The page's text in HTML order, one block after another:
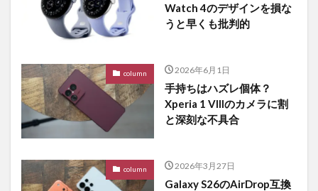
Watch 4のデザインを損な
うと早くも批判的
column 2026年6月1日
手持ちはハズレ個体？
Xperia 1 VIIIのカメラに割
と深刻な不具合
column 2026年3月27日
Galaxy S26のAirDrop互換